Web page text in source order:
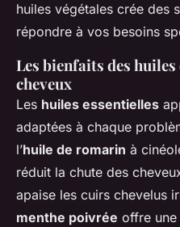
huiles végétales crée des
répondre à vos besoins
Les bienfaits des
cheveux
Les huiles essentielles
adaptées à chaque
l’huile de romarin à
réduit la chute des
apaise les cuirs chevelus
menthe poivrée offre